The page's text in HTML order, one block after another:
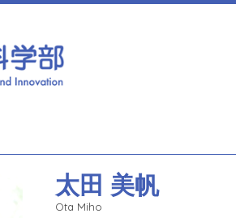
太田 美帆
Ota Miho